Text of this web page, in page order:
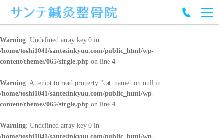
Warning: Undefined array key 0 in
/home/toshi1041/santesinkyuu.com/public_html/wp-
content/themes/065/single.php on line 4
Warning: Attempt to read property "cat_name" on null in
/home/toshi1041/santesinkyuu.com/public_html/wp-
content/themes/065/single.php on line 4
Warning: Undefined array key 0 in
/home/toshi1041/santesinkyuu.com/public_html/wp-